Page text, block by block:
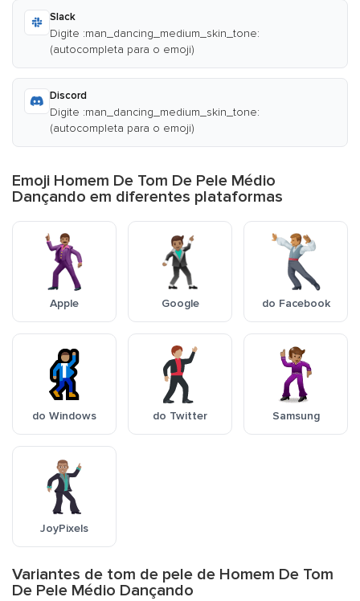
Slack
Digite :man_dancing_medium_skin_tone:
(autocompleta para o emoji)
Discord
Digite :man_dancing_medium_skin_tone:
(autocompleta para o emoji)
Emoji Homem De Tom De Pele Médio
Dançando em diferentes plataformas
Apple Google do Facebook
do Windows do Twitter Samsung
JoyPixels
Variantes de tom de pele de Homem De Tom
De Pele Médio Dançando